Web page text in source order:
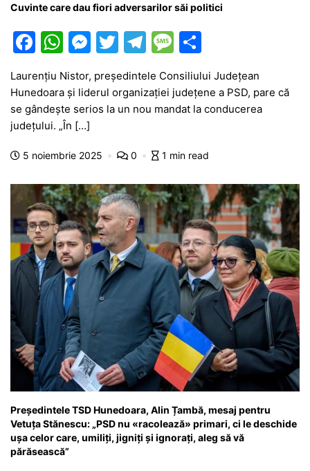
Cuvinte care dau fiori adversarilor săi politici
F
c
e
b
o
k
W
h
at
s
A
p
M
s
s
n
er
T
w
itt
er
T
e
gr
m
M
e
s
s
g
ar
ta
je
z
Laurențiu Nistor, președintele Consiliului Județean
Hunedoara și liderul organizației județene a PSD, pare că
se gândește serios la un nou mandat la conducerea
județului. „În […]
5 noiembrie 2025 0 1 min read
Președintele TSD Hunedoara, Alin Țambă, mesaj pentru
Vetuța Stănescu: „PSD nu «racolează» primari, ci le deschide
ușa celor care, umiliți, jigniți și ignorați, aleg să vă
părăsească”